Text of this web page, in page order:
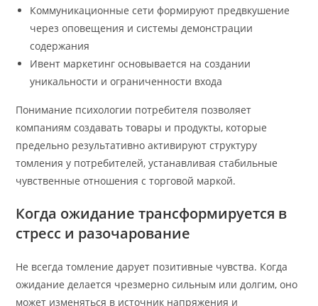
Коммуникационные сети формируют предвкушение
через оповещения и системы демонстрации
содержания
Ивент маркетинг основывается на создании
уникальности и ограниченности входа
Понимание психологии потребителя позволяет
компаниям создавать товары и продукты, которые
предельно результативно активируют структуру
томления у потребителей, устанавливая стабильные
чувственные отношения с торговой маркой.
Когда ожидание трансформируется в
стресс и разочарование
Не всегда томление дарует позитивные чувства. Когда
ожидание делается чрезмерно сильным или долгим, оно
может изменяться в источник напряжения и